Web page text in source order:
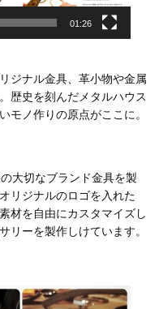
01:26
ジナル金具、革小物や金属
歴史を刻んだメタルハウス
モノ作りの原点がここに。
大切なブランド金具を製
リジナルのロゴを入れた
材を自由にカスタマイズし
リーを製作しけています。